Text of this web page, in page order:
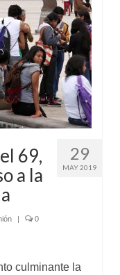
29
MAY 2019
69,
a la
| 0
culminante la